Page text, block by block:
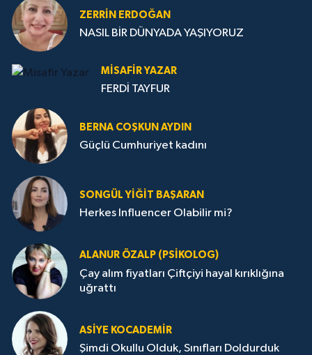
ZERRIN ERDOĞAN
NASIL BİR DÜNYADA YAŞIYORUZ
MISAFIR YAZAR
FERDİ TAYFUR
BERNA COŞKUN AYDIN
Güçlü Cumhuriyet kadını
SONGÜL YIĞIT BAŞARAN
Herkes Influencer Olabilir mi?
ALANUR ÖZALP (PSIKOLOG)
Çay alım fiyatları Çiftçiyi hayal kırıklığına
uğrattı
ASIYE KOCADEMİR
Şimdi Okullu Olduk, Sınıfları Doldurduk